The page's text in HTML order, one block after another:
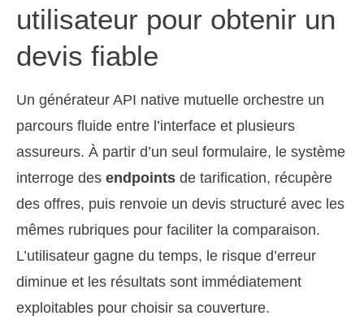
utilisateur pour obtenir un
devis fiable
Un générateur API native mutuelle orchestre un
parcours fluide entre l’interface et plusieurs
assureurs. À partir d’un seul formulaire, le système
interroge des endpoints de tarification, récupère
des offres, puis renvoie un devis structuré avec les
mêmes rubriques pour faciliter la comparaison.
L’utilisateur gagne du temps, le risque d’erreur
diminue et les résultats sont immédiatement
exploitables pour choisir sa couverture.